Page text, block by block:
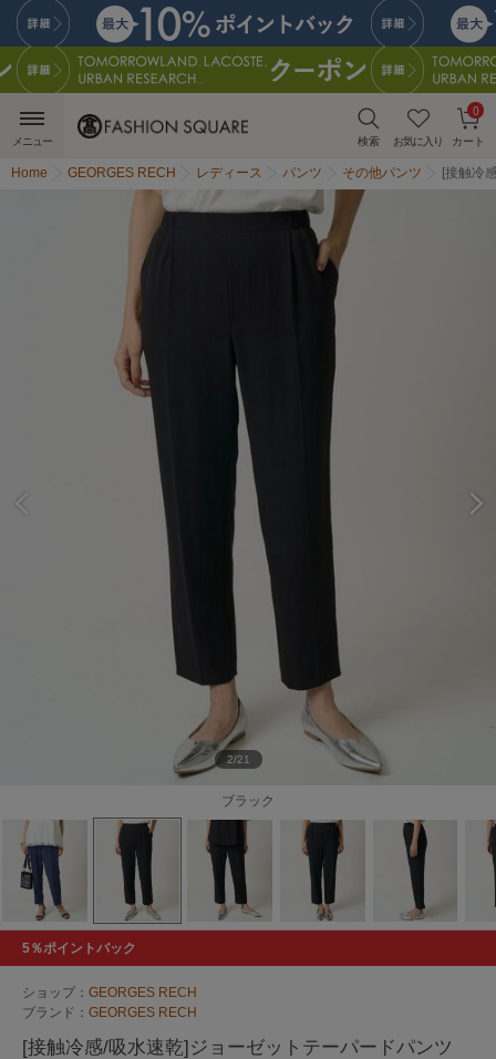
検索 お気に入り カート
0
メニュー
Home GEORGES RECH レディース パンツ その他パンツ [接触冷
ブラック
2/21
5％ポイントバック
ショップ： GEORGES RECH
ブランド： GEORGES RECH
[接触冷感/吸水速乾]ジョーゼットテーパードパンツ